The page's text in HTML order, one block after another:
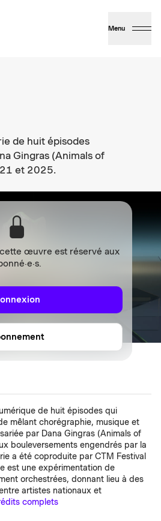
Menu
de huit épisodes
Gingras (Animals of
et 2025.
œuvre est réservé aux
de huit épisodes qui
mêlant chorégraphie, musique et
par Dana Gingras (Animals of
bouleversements engendrés par la
a été coproduite par CTM Festival
est une expérimentation de
orchestrées, donnant lieu à des
artistes nationaux et
complets